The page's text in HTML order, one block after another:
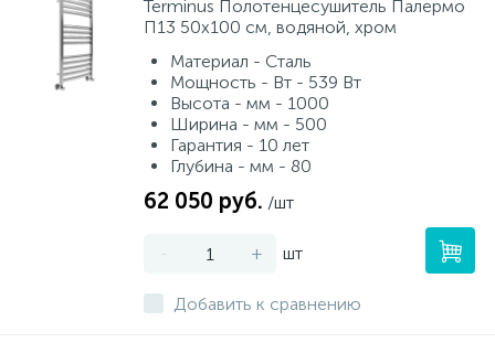
Terminus Полотенцесушитель Палермо
П13 50х100 см, водяной, хром
Материал - Сталь
Мощность - Вт - 539 Вт
Высота - мм - 1000
Ширина - мм - 500
Гарантия - 10 лет
Глубина - мм - 80
62 050 руб. /шт
- + шт
Добавить к сравнению